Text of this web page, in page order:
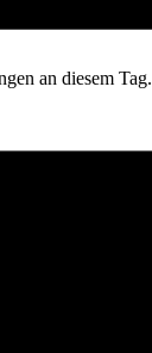
an diesem Tag.